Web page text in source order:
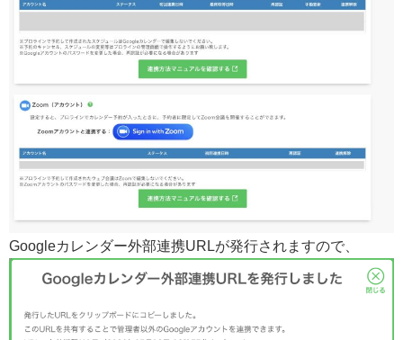
Googleカレンダー外部連携URLが発行されますので、